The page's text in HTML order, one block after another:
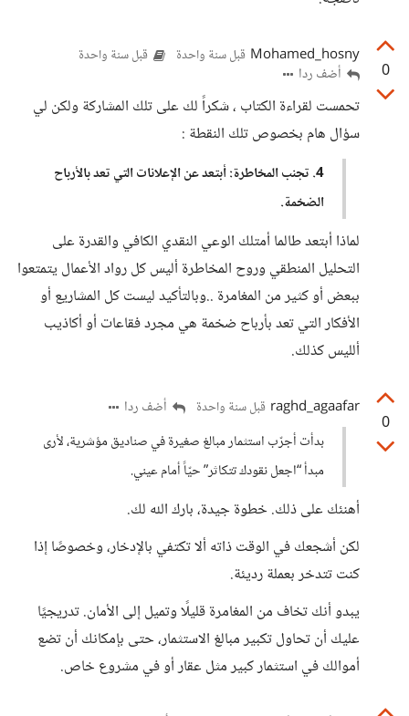
0
Mohamed_hosny قبل سنة واحدة قبل سنة واحدة
أضف ردا
تحمست لقراءة الكتاب ، شكراً لك على تلك المشاركة ولكن لي
سؤال هام بخصوص تلك النقطة :
4. تجنب المخاطرة: أبتعد عن الإعلانات التي تعد بالأرباح
الضخمة.
لماذا أبتعد طالما أمتلك الوعي النقدي الكافي والقدرة على
التحليل المنطقي وروح المخاطرة أليس كل رواد الأعمال يتمتعوا
ببعض أو كثير من المغامرة ..وبالتأكيد ليست كل المشاريع أو
الأفكار التي تعد بأرباح ضخمة هي مجرد فقاعات أو أكاذيب
ألليس كذلك.
0
raghd_agaafar قبل سنة واحدة
أضف ردا
بدأت أجرّب استثمار مبالغ صغيرة في صناديق مؤشرية، لأرى
مبدأ “اجعل نقودك تتكاثر” حيّاً أمام عيني.
أهنئك على ذلك. خطوة جيدة، بارك الله لك.
لكن أشجعك في الوقت ذاته ألا تكتفي بالإدخار، وخصوصًا إذا
كنت تتدخر بعملة رديئة.
يبدو أنك تخاف من المغامرة قليلًا وتميل إلى الأمان. تدريجيًا
عليك أن تحاول تكبير مبالغ الاستثمار، حتى بإمكانك أن تضع
أموالك في استثمار كبير مثل عقار أو في مشروع خاص.